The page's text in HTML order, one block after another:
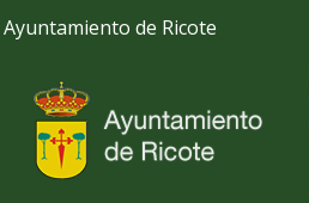
Ayuntamiento de Ricote